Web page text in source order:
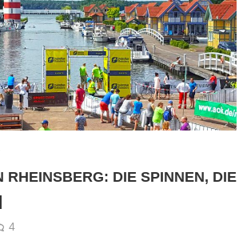
RHEINSBERG: DIE SPINNEN, DIE
4